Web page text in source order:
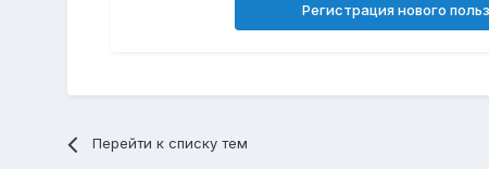
Регистрация нового
Перейти к списку тем